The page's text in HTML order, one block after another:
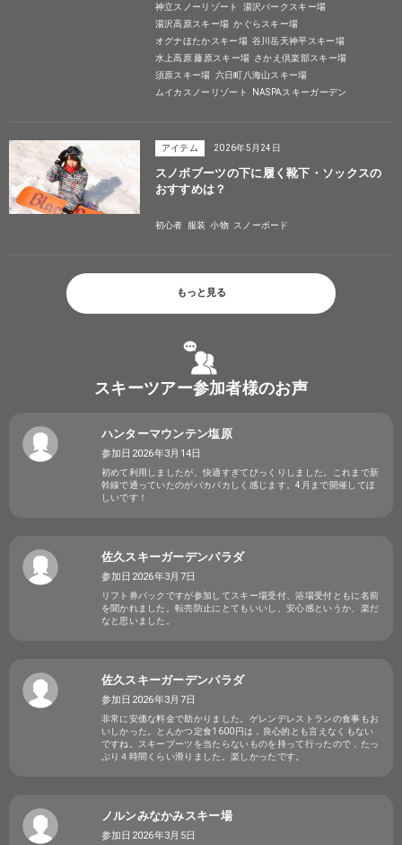
神立スノーリゾート
湯沢パークスキー場
湯沢高原スキー場 かぐらスキー場
オグナほたかスキー場 谷川岳天神平スキー場
水上高原 藤原スキー場 さかえ倶楽部スキー場
須原スキー場 六日町八海山スキー場
ムイカスノーリゾート
NASPAスキーガーデン
アイテム 2026年5月24日
スノボブーツの下に履く靴下・ソックスの
おすすめは？
初心者 服装 小物 スノーボード
もっと見る
スキーツアー参加者様のお声
ハンターマウンテン塩原
参加日2026年3月14日
初めて利用しましたが、快適すぎてびっくりしました。これまで新
幹線で通っていたのがバカバカしく感じます。4月まで開催してほ
しいです！
佐久スキーガーデンパラダ
参加日2026年3月7日
リフト券パックですが参加してスキー場受付、浴場受付ともに名前
を聞かれました。転売防止にとてもいいし、安心感というか、楽だ
なと思いました。
佐久スキーガーデンパラダ
参加日2026年3月7日
非常に安価な料金で助かりました。ゲレンデレストランの食事もお
いしかった。とんかつ定食1600円は，良心的とも言えなくもない
ですね。スキーブーツを当たらないものを持って行ったので，たっ
ぷり４時間くらい滑りました。楽しかったです。
ノルンみなかみスキー場
参加日2026年3月5日